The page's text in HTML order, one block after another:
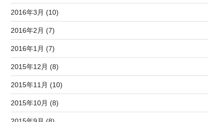
2016年3月 (10)
2016年2月 (7)
2016年1月 (7)
2015年12月 (8)
2015年11月 (10)
2015年10月 (8)